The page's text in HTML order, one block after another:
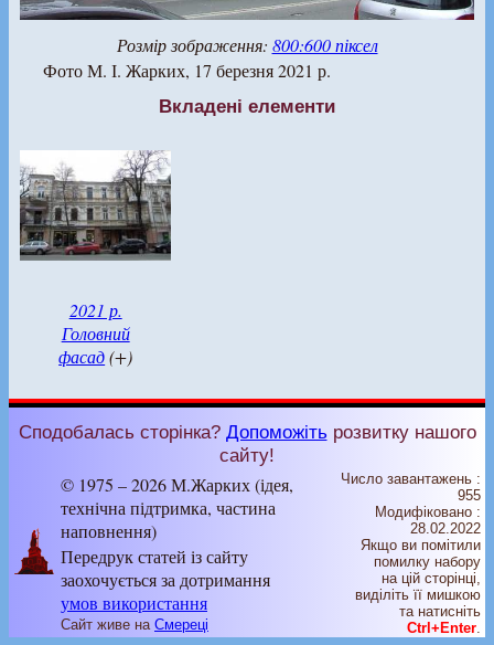
Розмір зображення: 800:600 піксел
Фото М. І. Жарких, 17 березня 2021 р.
Вкладені елементи
2021 р.
Головний
фасад(+)
Сподобалась сторінка? Допоможітьрозвитку нашого
сайту!
© 1975 – 2026 М.Жарких (ідея,
технічна підтримка, частина
наповнення)
Передрук статей із сайту
заохочується за дотримання
умов використання
Сайт живе на Смереці
Число завантажень :
955
Модифіковано :
28.02.2022
Якщо ви помітили
помилку набору
на цiй сторiнцi,
видiлiть її мишкою
та натисніть
Ctrl+Enter.